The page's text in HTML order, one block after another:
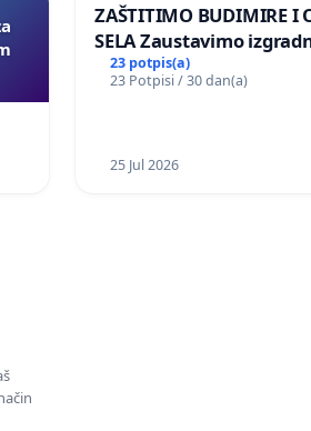
ZAŠTITIMO BUDIMIRE I
SELA Zaustavimo
Sunčane elektrane
području Ugljana
23 potpis(a)
23 Potpisi / 30 dan(a)
25 Jul 2026